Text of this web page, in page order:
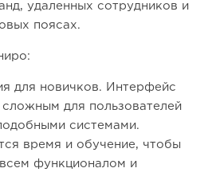
удаленных сотрудников и
поясах.
для новичков. Интерфейс
для пользователей
системами.
время и обучение, чтобы
функционалом и